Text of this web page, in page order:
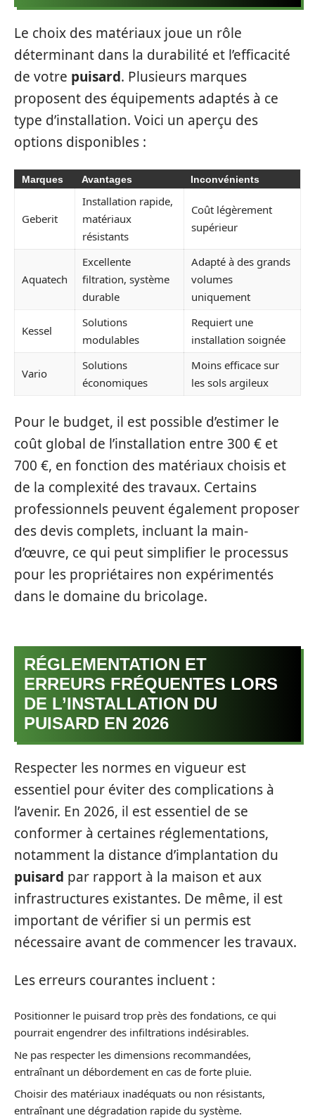
Le choix des matériaux joue un rôle
déterminant dans la durabilité et l’efficacité
de votre puisard. Plusieurs marques
proposent des équipements adaptés à ce
type d’installation. Voici un aperçu des
options disponibles :
Marques Avantages Inconvénients
Geberit
Installation rapide,
matériaux
résistants
Coût légèrement
supérieur
Aquatech
Excellente
filtration, système
durable
Adapté à des grands
volumes
uniquement
Kessel
Solutions
modulables
Requiert une
installation soignée
Vario
Solutions
économiques
Moins efficace sur
les sols argileux
Pour le budget, il est possible d’estimer le
coût global de l’installation entre 300 € et
700 €, en fonction des matériaux choisis et
de la complexité des travaux. Certains
professionnels peuvent également proposer
des devis complets, incluant la main-
d’œuvre, ce qui peut simplifier le processus
pour les propriétaires non expérimentés
dans le domaine du bricolage.
RÉGLEMENTATION ET
ERREURS FRÉQUENTES LORS
DE L’INSTALLATION DU
PUISARD EN 2026
Respecter les normes en vigueur est
essentiel pour éviter des complications à
l’avenir. En 2026, il est essentiel de se
conformer à certaines réglementations,
notamment la distance d’implantation du
puisard par rapport à la maison et aux
infrastructures existantes. De même, il est
important de vérifier si un permis est
nécessaire avant de commencer les travaux.
Les erreurs courantes incluent :
Positionner le puisard trop près des fondations, ce qui
pourrait engendrer des infiltrations indésirables.
Ne pas respecter les dimensions recommandées,
entraînant un débordement en cas de forte pluie.
Choisir des matériaux inadéquats ou non résistants,
entraînant une dégradation rapide du système.